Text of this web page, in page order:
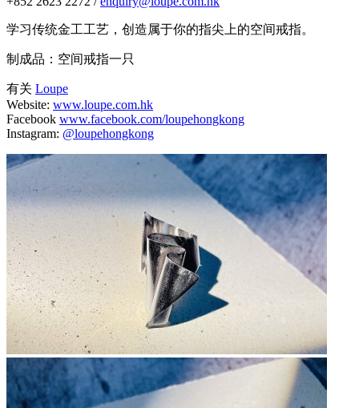
学习传统金工工艺，创造属于你的指尖上的空间戒指。
制成品：空间戒指一只
有关 Loupe
Website: www.loupe.com.hk
Facebook www.facebook.com/loupehongkong
Instagram: @loupehongkong